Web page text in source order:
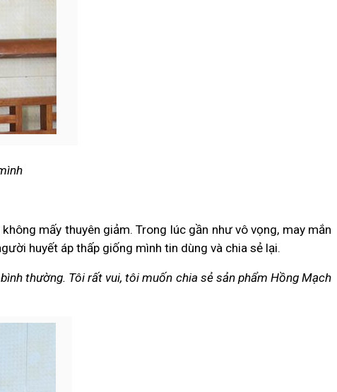
mấy thuyên giảm. Trong lúc gần như vô vọng, may mắn
huyết áp thấp giống mình tin dùng và chia sẻ lại.
thường. Tôi rất vui, tôi muốn chia sẻ sản phẩm Hồng Mạch